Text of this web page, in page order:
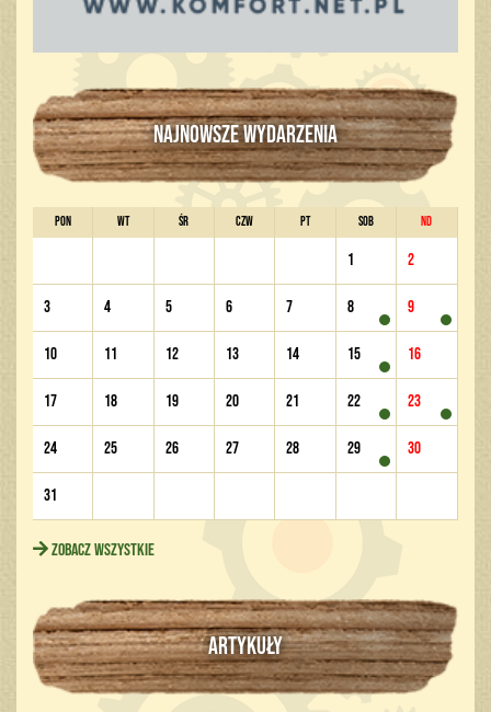
NAJNOWSZE WYDARZENIA
PON WT ŚR CZW PT SOB ND
1 2
3 4 5 6 7 8 9
10 11 12 13 14 15 16
17 18 19 20 21 22 23
24 25 26 27 28 29 30
31
Zobacz wszystkie
ARTYKUŁY